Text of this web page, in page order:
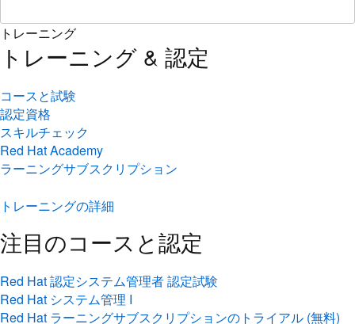
トレーニング & 認定
コースと試験
認定資格
スキルチェック
Red Hat Academy
ラーニングサブスクリプション
トレーニングの詳細
注目のコースと認定
Red Hat 認定システム管理者 認定試験
Red Hat システム管理 I
Red Hat ラーニングサブスクリプションのトライアル (無料)
RHCE 認定試験
Red Hat 認定 OpenShift 管理者試験